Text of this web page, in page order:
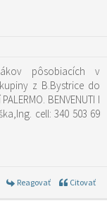
pôsobiacích v
z B.Bystrice do
BENVENUTI I
cell: 340 503 69
Reagovať Citovať